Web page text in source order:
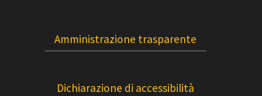
Amministrazione trasparente
Dichiarazione di accessibilità